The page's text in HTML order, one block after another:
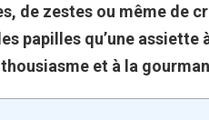
de zestes ou même de
papilles qu’une assiette
et à la